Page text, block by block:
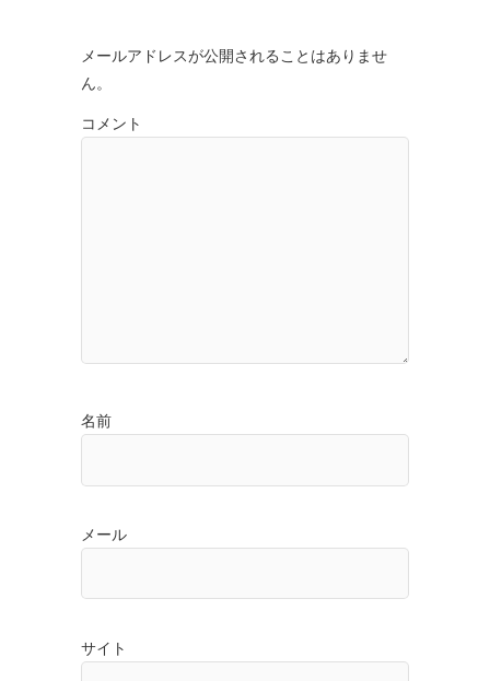
メールアドレスが公開されることはありませ
ん。
コメント
名前
メール
サイト